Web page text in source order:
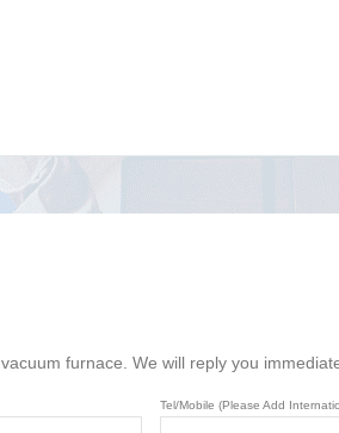
furnace. We will reply you
Tel/Mobile (Please Add